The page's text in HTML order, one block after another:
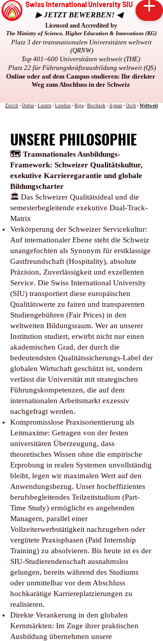
Swiss International University SIU
▶ JETZT BEWERBEN! ◀
Licensed and Accredited by
The Ministry of Science, Higher Education & Innovations (KG)
Platz 3 der transnationalen Universitäten weltweit
(QRNW)
Top 401–600 Universitäten weltweit (THE)
Platz 22 für Führungskräfteausbildung weltweit (QS)
Online oder auf dem Campus studieren: Ihr direkter
Weg zum Abschluss in der Schweiz
Zürich • Dubai • Luzern • London • Riga • Bischkek • Ajman • Osch • Weltweit
UNSERE PHILOSOPHIE
🗺️ Transnationales Ausbildungs-
Framework: Schweizer Qualitätskultur,
exekutive Karrieregarantie und globale
Bildungscharter
🏛️ Das Schweizer Qualitätsideal und die
semesterbegleitende exekutive Dual-Track-
Matrix
Verkörperung der Schweizer Servicekultur:
Auf internationaler Ebene steht die Schweiz
unangefochten als Synonym für erstklassige
Gastfreundschaft (Hospitality), absolute
Präzision, Zuverlässigkeit und exzellenten
Service. Die Swiss International University
(SIU) transportiert diese europäischen
Qualitätswerte zu fairen und transparenten
Studiengebühren (Fair Prices) in den
weltweiten Bildungsraum. Wer an unserer
Institution studiert, erwirbt nicht nur einen
akademischen Grad, der durch die
bedeutendsten Qualitätssicherungs-Label der
globalen Wirtschaft geschützt ist, sondern
verlässt die Universität mit strategischen
Führungskompetenzen, die auf dem
internationalen Arbeitsmarkt exzessiv
nachgefragt werden.
Kompromisslose Praxisorientierung als
Leitmaxime: Getragen von der festen
universitären Überzeugung, dass
theoretisches Wissen ohne die empirische
Erprobung in realen Systemen unvollständig
bleibt, legen wir maximalen Wert auf den
Anwendungsbezug. Unser hocheffizientes
berufsbegleitendes Teilzeitstudium (Part-
Time Study) ermöglicht es angehenden
Managern, parallel einer
Vollzeiterwerbstätigkeit nachzugehen oder
vergütete Praxisphasen (Paid Internship
Training) zu absolvieren. Bis heute ist es der
SIU-Studierendenschaft ausnahmslos
gelungen, bereits während des Studiums
oder unmittelbar vor dem Abschluss
hochkarätige Karriereplatzierungen zu
realisieren.
Direkte Verankerung in den globalen
Kernmärkten: Im Zuge ihrer praktischen
Ausbildung übernehmen unsere